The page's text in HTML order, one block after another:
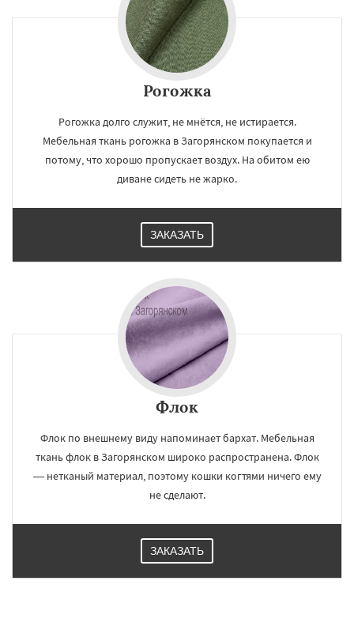
Рогожка
Рогожка долго служит, не мнётся, не истирается.
Мебельная ткань рогожка в Загорянском покупается и
потому, что хорошо пропускает воздух. На обитом ею
диване сидеть не жарко.
ЗАКАЗАТЬ
Флок
Флок по внешнему виду напоминает бархат. Мебельная
ткань флок в Загорянском широко распространена. Флок
— нетканый материал, поэтому кошки когтями ничего ему
не сделают.
ЗАКАЗАТЬ